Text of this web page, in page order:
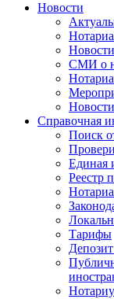
Новости
СМИ о
Справочная
Поиск
Единая
Реестр
Тарифы